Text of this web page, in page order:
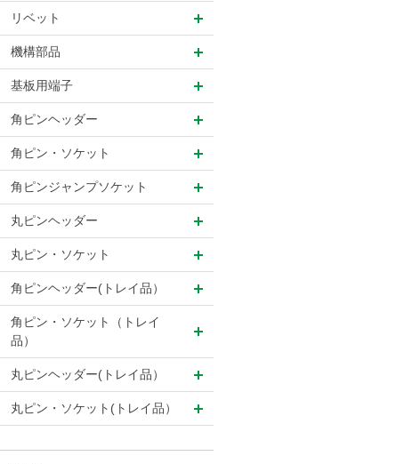
リベット
機構部品
基板用端子
角ピンヘッダー
角ピン・ソケット
角ピンジャンプソケット
丸ピンヘッダー
丸ピン・ソケット
角ピンヘッダー(トレイ品）
角ピン・ソケット（トレイ
品）
丸ピンヘッダー(トレイ品）
丸ピン・ソケット(トレイ品）